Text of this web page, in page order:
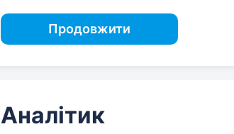
Продовжити
Аналітик